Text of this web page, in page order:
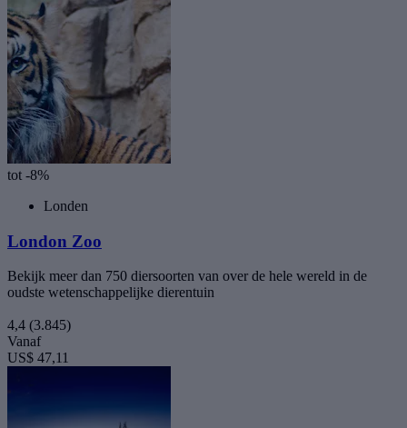
tot -8%
Londen
London Zoo
Bekijk meer dan 750 diersoorten van over de hele wereld in de
oudste wetenschappelijke dierentuin
4,4 (3.845)
Vanaf
US$ 47,11